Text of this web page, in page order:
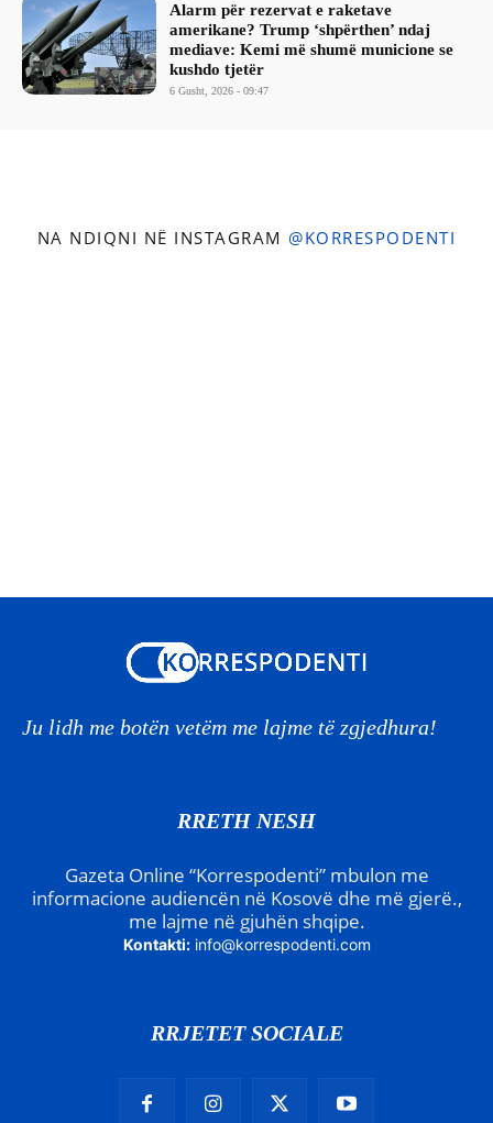
Alarm për rezervat e raketave
amerikane? Trump ‘shpërthen’ ndaj
mediave: Kemi më shumë municione se
kushdo tjetër
6 Gusht, 2026 - 09:47
NA NDIQNI NË INSTAGRAM @KORRESPODENTI
Ju lidh me botën vetëm me lajme të zgjedhura!
RRETH NESH
Gazeta Online “Korrespodenti” mbulon me
informacione audiencën në Kosovë dhe më gjerë.,
me lajme në gjuhën shqipe.
Kontakti: info@korrespodenti.com
RRJETET SOCIALE